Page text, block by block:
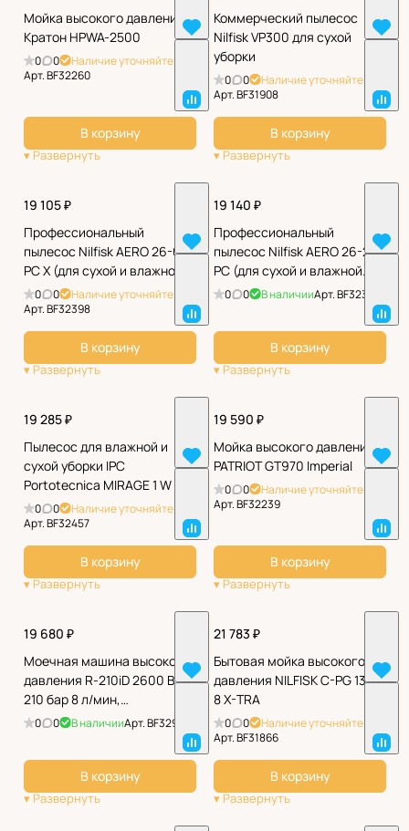
Мойка высокого давления
Кратон HPWA-2500
0 0
Наличие уточняйте
Арт.BF32260
В корзину
Коммерческий пылесос
Nilfisk VP300 для сухой
уборки
0 0
Наличие уточняйте
Арт.BF31908
В корзину
19 105 ₽
Профессиональный
пылесос Nilfisk AERO 26-01
PC X (для сухой и влажной
уборки)
0 0
Наличие уточняйте
Арт.BF32398
В корзину
19 140 ₽
Профессиональный
пылесос Nilfisk AERO 26-21
PC (для сухой и влажной
уборки)
0 0 В наличииАрт.BF32399
В корзину
19 285 ₽
Пылесос для влажной и
сухой уборки IPC
Portotecnica MIRAGE 1 W 1
26 S (MIRAGE 1215)
0 0
Наличие уточняйте
Арт.BF32457
В корзину
19 590 ₽
Мойка высокого давления
PATRIOT GT970 Imperial
0 0
Наличие уточняйте
Арт.BF32239
В корзину
19 680 ₽
Моечная машина высокого
давления R-210iD 2600 Вт
210 бар 8 л/мин,
асинх.двиг.,бараб// Denzel
0 0 В наличииАрт.BF32975
В корзину
21 783 ₽
Бытовая мойка высокого
давления NILFISK C-PG 135.1-
8 X-TRA
0 0
Наличие уточняйте
Арт.BF31866
В корзину